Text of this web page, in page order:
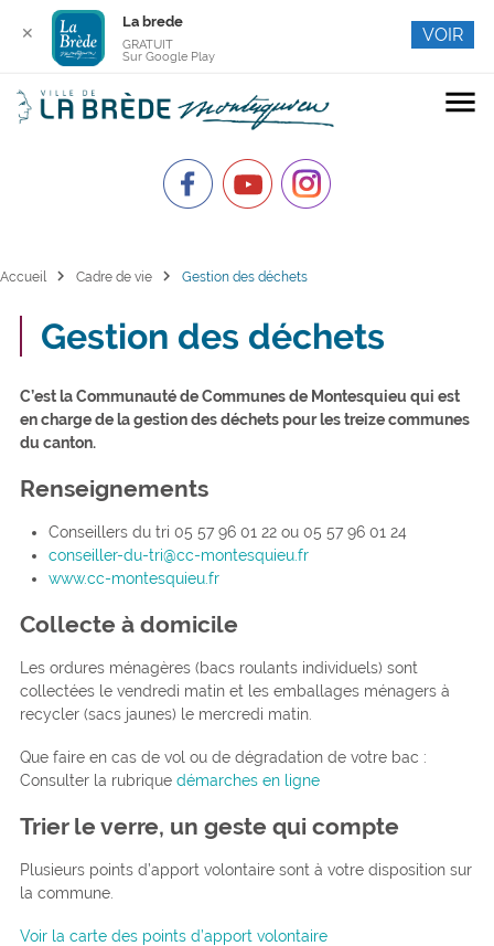
menu
Accueil chevron_right Cadre de vie chevron_right Gestion des déchets
Gestion des déchets
C’est la Communauté de Communes de Montesquieu qui est
en charge de la gestion des déchets pour les treize communes
du canton.
Renseignements
Conseillers du tri 05 57 96 01 22 ou 05 57 96 01 24
conseiller-du-tri@cc-montesquieu.fr
www.cc-montesquieu.fr
Collecte à domicile
Les ordures ménagères (bacs roulants individuels) sont
collectées le vendredi matin et les emballages ménagers à
recycler (sacs jaunes) le mercredi matin.
Que faire en cas de vol ou de dégradation de votre bac :
Consulter la rubrique démarches en ligne
Trier le verre, un geste qui compte
Plusieurs points d’apport volontaire sont à votre disposition sur
la commune.
Voir la carte des points d’apport volontaire
✕
La brede
GRATUIT
Sur Google Play
VOIR